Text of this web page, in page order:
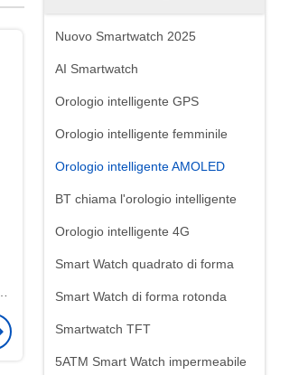
Nuovo Smartwatch 2025
AI Smartwatch
Orologio intelligente GPS
Orologio intelligente femminile
Orologio intelligente AMOLED
BT chiama l'orologio intelligente
Orologio intelligente 4G
Smart Watch quadrato di forma
Smart Watch di forma rotonda
Smartwatch TFT
5ATM Smart Watch impermeabile